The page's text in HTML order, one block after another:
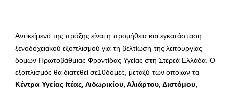
Αντικείμενο της πράξης είναι η προμήθεια και εγκατάσταση
ξενοδοχειακού εξοπλισμού για τη βελτίωση της λειτουργίας
δομών Πρωτοβάθμιας Φροντίδας Υγείας στη Στερεά Ελλάδα. Ο
εξοπλισμός θα διατεθεί σε10δομές, μεταξύ των οποίων τα
Κέντρα Υγείας Ιτέας, Λιδωρικίου, Αλιάρτου, Διστόμου,